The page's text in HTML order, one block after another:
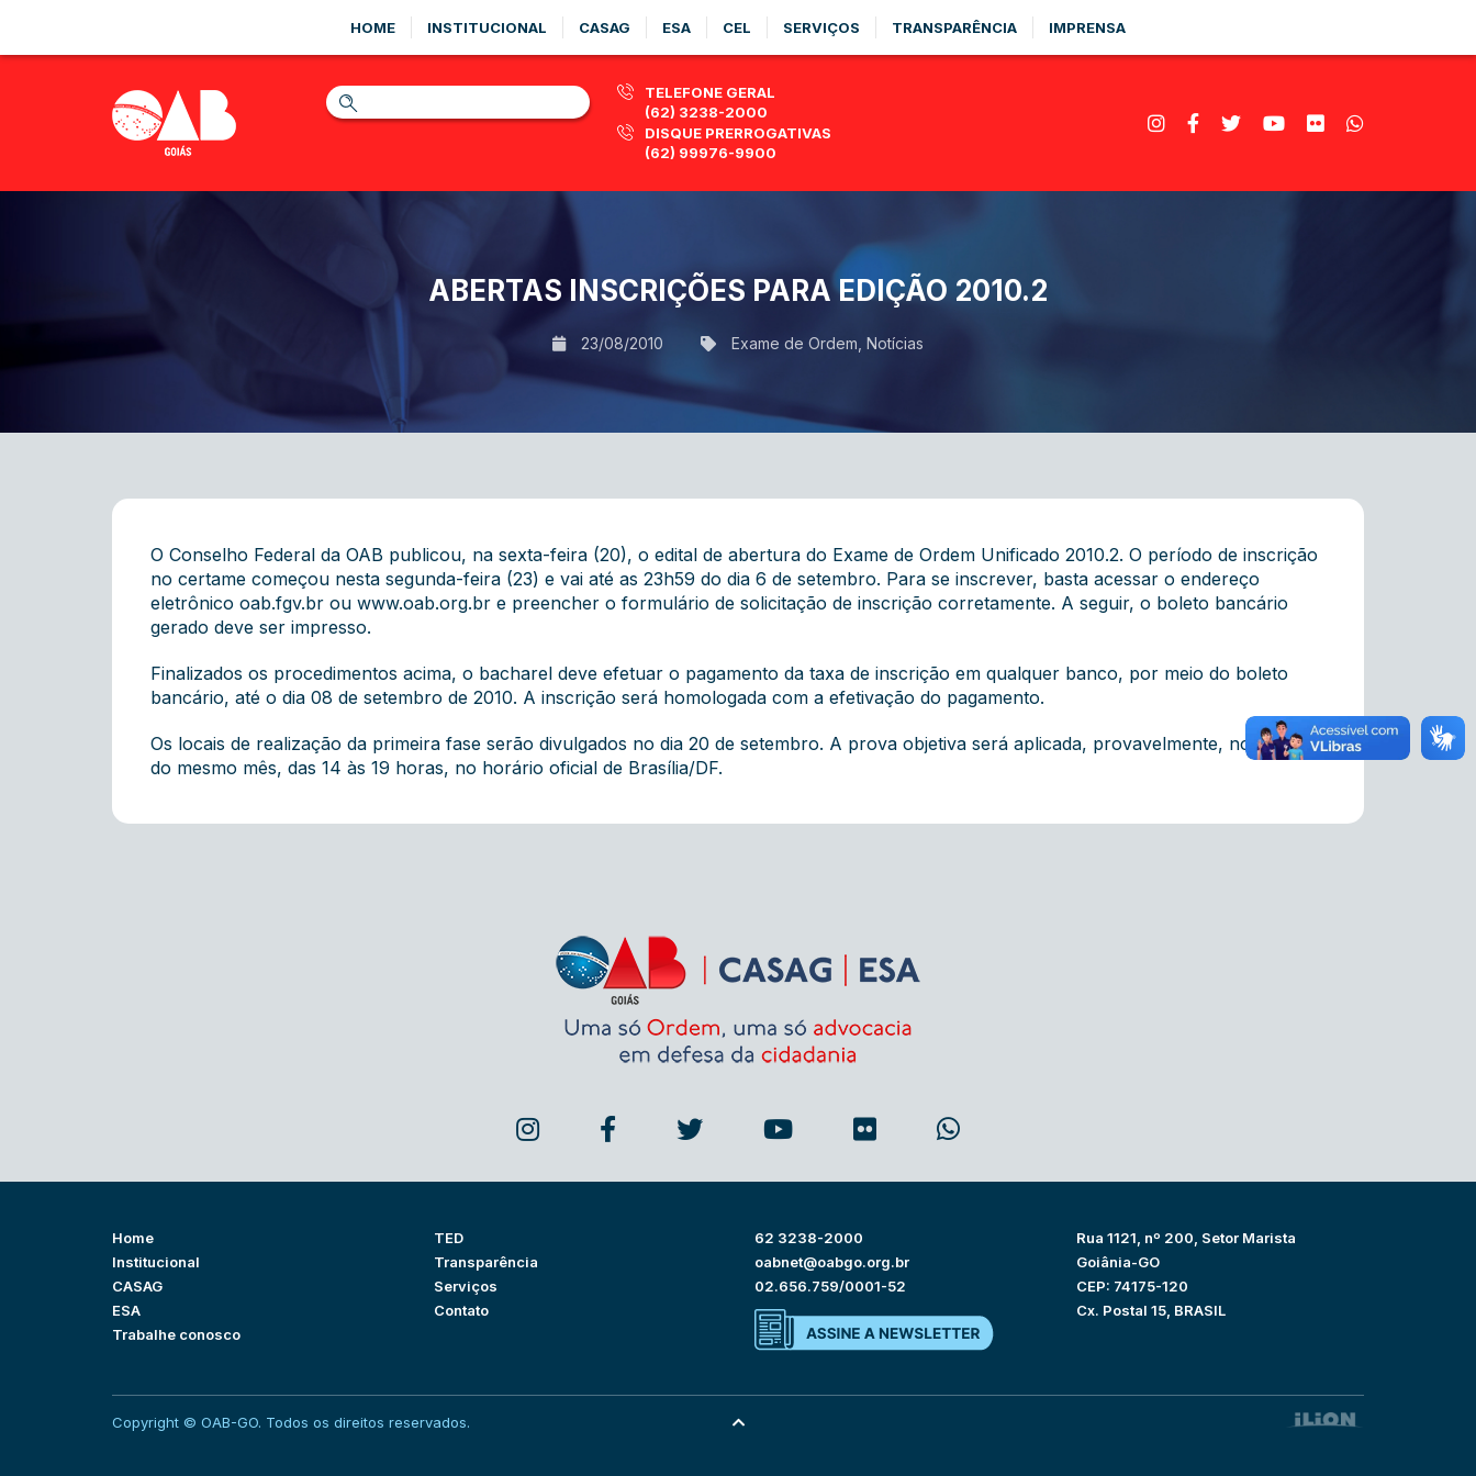
HOME INSTITUCIONAL CASAG ESA CEL SERVIÇOS TRANSPARÊNCIA IMPRENSA
TELEFONE GERAL
(62) 3238-2000
DISQUE PRERROGATIVAS
(62) 99976-9900
ABERTAS INSCRIÇÕES PARA EDIÇÃO 2010.2
23/08/2010 Exame de Ordem Notícias
O Conselho Federal da OAB publicou, na sexta-feira (20), o edital de abertura do Exame de Ordem Unificado 2010.2. O período de inscrição
no certame começou nesta segunda-feira (23) e vai até as 23h59 do dia 6 de setembro. Para se inscrever, basta acessar o endereço
eletrônico oab.fgv.br ou www.oab.org.br e preencher o formulário de solicitação de inscrição corretamente. A seguir, o boleto bancário
gerado deve ser impresso.
Finalizados os procedimentos acima, o bacharel deve efetuar o pagamento da taxa de inscrição em qualquer banco, por meio do boleto
bancário, até o dia 08 de setembro de 2010. A inscrição será homologada com a efetivação do pagamento.
Os locais de realização da primeira fase serão divulgados no dia 20 de setembro. A prova objetiva será aplicada, provavelmente, no dia 26
do mesmo mês, das 14 às 19 horas, no horário oficial de Brasília/DF.
Home
Institucional
CASAG
ESA
Trabalhe conosco
TED
Transparência
Serviços
Contato
62 3238-2000
oabnet@oabgo.org.br
02.656.759/0001-52
Rua 1121, nº 200, Setor Marista
Goiânia-GO
CEP: 74175-120
Cx. Postal 15, BRASIL
Copyright © OAB-GO. Todos os direitos reservados.